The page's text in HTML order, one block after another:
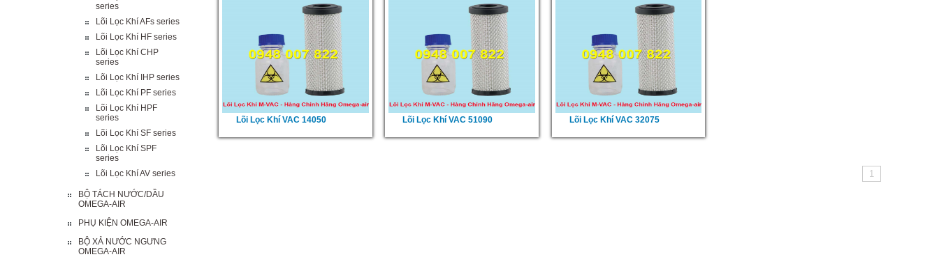
series
Lõi Lọc Khí AFs series
Lõi Lọc Khí HF series
Lõi Lọc Khí CHP
series
Lõi Lọc Khí IHP series
Lõi Lọc Khí PF series
Lõi Lọc Khí HPF
series
Lõi Lọc Khí SF series
Lõi Lọc Khí SPF
series
Lõi Lọc Khí AV series
BỘ TÁCH NƯỚC/DẦU
OMEGA-AIR
PHỤ KIỆN OMEGA-AIR
BỘ XẢ NƯỚC NGƯNG
OMEGA-AIR
Lõi Lọc Khí VAC 14050 Lõi Lọc Khí VAC 51090 Lõi Lọc Khí VAC 32075
1